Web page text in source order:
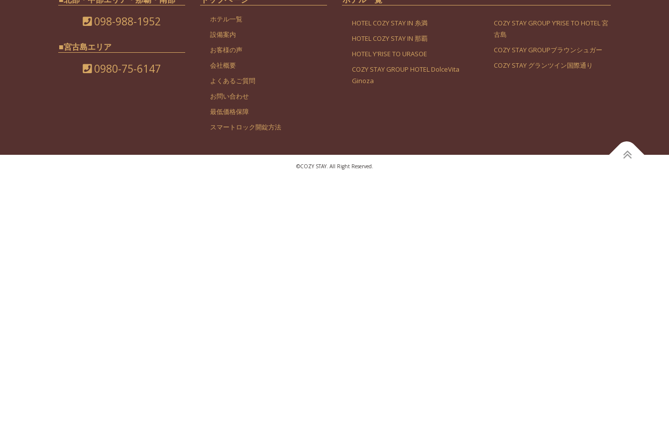
098-988-1952
■宮古島エリア
0980-75-6147
ホテル一覧
設備案内
お客様の声
会社概要
よくあるご質問
お問い合わせ
最低価格保障
スマートロック開錠方法
HOTEL COZY STAY IN 糸満
HOTEL COZY STAY IN 那覇
HOTEL Y'RISE TO URASOE
COZY STAY GROUP HOTEL DolceVita
Ginoza
COZY STAY GROUP Y’RISE TO HOTEL 宮
古島
COZY STAY GROUPブラウンシュガー
COZY STAY グランツイン国際通り
©︎COZY STAY. All Right Reserved.